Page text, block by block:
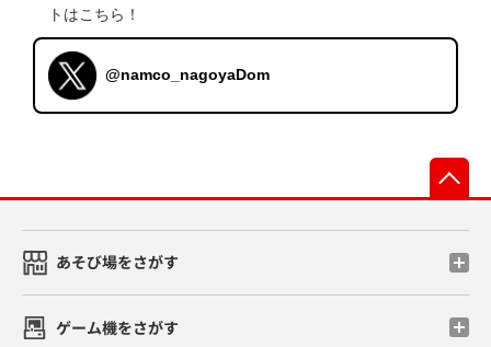
トはこちら！
@namco_nagoyaDom
あそび場をさがす
ゲーム機をさがす